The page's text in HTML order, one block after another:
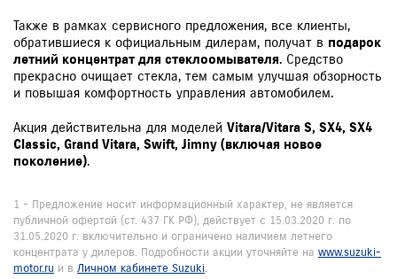
Также в рамках сервисного предложения, все клиенты,
обратившиеся к официальным дилерам, получат в подарок
летний концентрат для стеклоомывателя. Средство
прекрасно очищает стекла, тем самым улучшая обзорность
и повышая комфортность управления автомобилем.
Акция действительна для моделей Vitara/Vitara S, SX4, SX4
Classic, Grand Vitara, Swift, Jimny (включая новое
поколение).
1 - Предложение носит информационный характер, не является
публичной офертой (ст. 437 ГК РФ), действует с 15.03.2020 г. по
31.05.2020 г. включительно и ограничено наличием летнего
концентрата у дилеров. Подробности акции уточняйте на www.suzuki-
motor.ru и в Личном кабинете Suzuki.